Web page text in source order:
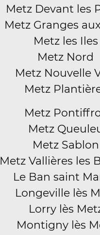
Metz Devant les
Metz Granges
Metz les Iles
Metz Nord
Metz Nouvelle
Metz
Metz
Metz
Metz Sablon
Metz Vallières les
Le Ban saint
Longeville lès
Lorry lès
Montigny lès